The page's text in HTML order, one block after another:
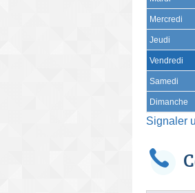
Mercredi
Jeudi
Vendredi
Samedi
Dimanche
Signaler